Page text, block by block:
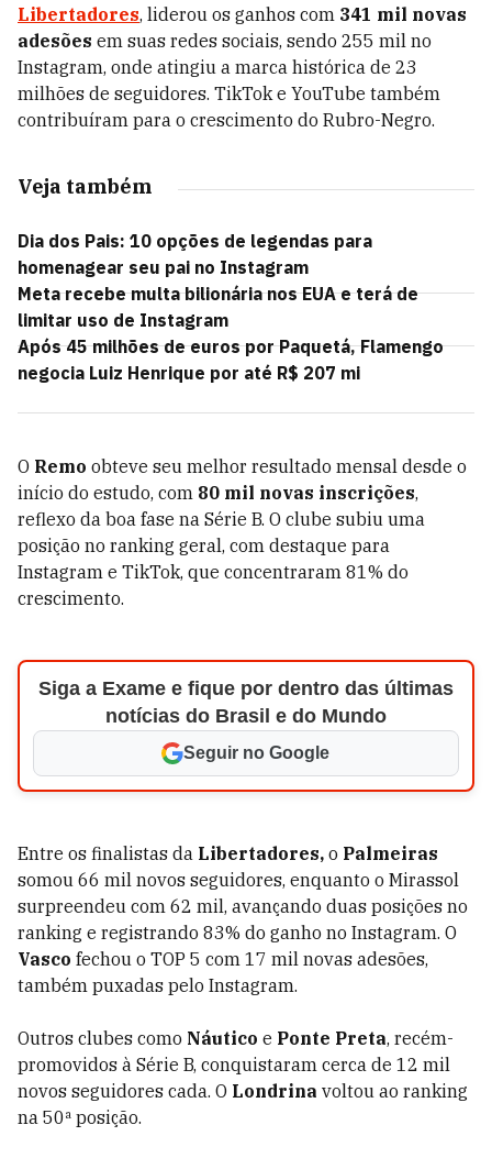
Libertadores, liderou os ganhos com 341 mil novas
adesões em suas redes sociais, sendo 255 mil no
Instagram, onde atingiu a marca histórica de 23
milhões de seguidores. TikTok e YouTube também
contribuíram para o crescimento do Rubro-Negro.
Veja também
Dia dos Pais: 10 opções de legendas para
homenagear seu pai no Instagram
Meta recebe multa bilionária nos EUA e terá de
limitar uso de Instagram
Após 45 milhões de euros por Paquetá, Flamengo
negocia Luiz Henrique por até R$ 207 mi
O Remo obteve seu melhor resultado mensal desde o
início do estudo, com 80 mil novas inscrições,
reflexo da boa fase na Série B. O clube subiu uma
posição no ranking geral, com destaque para
Instagram e TikTok, que concentraram 81% do
crescimento.
Siga a Exame e fique por dentro das últimas
notícias do Brasil e do Mundo
Seguir no Google
Entre os finalistas da Libertadores, o Palmeiras
somou 66 mil novos seguidores, enquanto o Mirassol
surpreendeu com 62 mil, avançando duas posições no
ranking e registrando 83% do ganho no Instagram. O
Vasco fechou o TOP 5 com 17 mil novas adesões,
também puxadas pelo Instagram.
Outros clubes como Náutico e Ponte Preta, recém-
promovidos à Série B, conquistaram cerca de 12 mil
novos seguidores cada. O Londrina voltou ao ranking
na 50ª posição.